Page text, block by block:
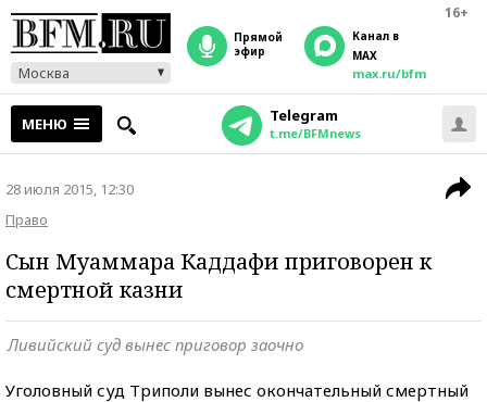
16+
Москва
прямой
эфир
Канал в
MAX
max.ru/bfm
МЕНЮ Telegram
t.me/BFMnews
28 июля 2015, 12:30
Право
Сын Муаммара Каддафи приговорен к
смертной казни
Ливийский суд вынес приговор заочно
Уголовный суд Триполи вынес окончательный смертный